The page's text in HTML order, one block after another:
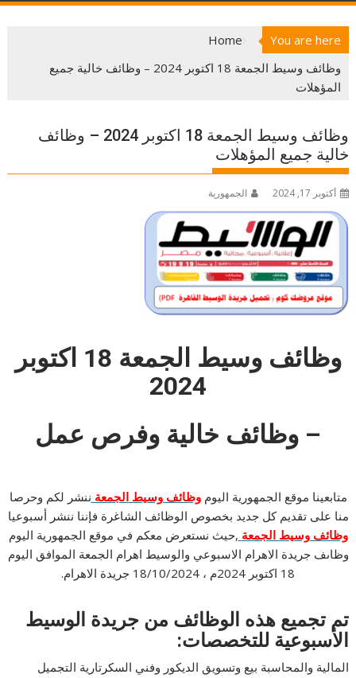
You are here
Home
وظائف وسيط الجمعة 18 اكتوبر 2024 – وظائف خالية جميع
المؤهلات
وظائف وسيط الجمعة 18 اكتوبر 2024 – وظائف
خالية جميع المؤهلات
أكتوبر 17, 2024 الجمهورية
وظائف وسيط الجمعة 18 اكتوبر
2024
– وظائف خالية وفرص عمل
متابعينا موقع الجمهورية اليوموظائف وسيطالجمعة ننشر لكم وحرصا
منا على تقديم كل جديد بخصوص الوظائف الشاغرة فإننا ننشر أسبوعيا
وظائف وسيط الجمعة ,حيث نستعرض معكم في موقع الجمهورية اليوم
وظاىف جريدة الاهرام الاسبوعي والوسيط اهرام الجمعة الموافق اليوم
18 اكتوبر 2024م ، 18/10/2024 جريدة الاهرام.
تم تجميع هذه الوظائف من جريدة الوسيط
الأسبوعية للتخصصات:
المالية والمحاسبة بيع وتسويق الديكور وفني السكرتارية التجميل